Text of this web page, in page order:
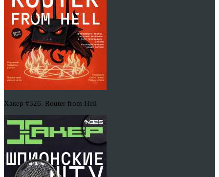
Хакер #326. Router from Hell